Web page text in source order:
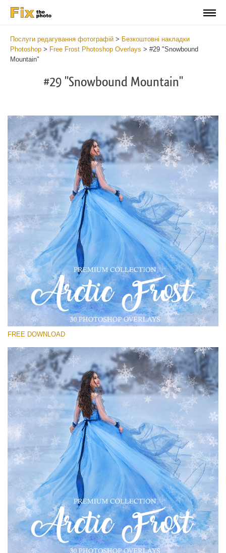
Послуги редагування фотографій > Безкоштовні накладки
Photoshop > Free Frost Photoshop Overlays > #29 "Snowbound
Mountain"
#29 "Snowbound Mountain"
Please select
Free Frost Overlay #29
Small 800*533px
Artic Frost
(30 Overlays)
Bokeh Collection (650 Overlays)
Large 6000*4000px
Entire Collection
(1783 Overlays)
Large 6000*4000px
Free download
FREE DOWNLOAD